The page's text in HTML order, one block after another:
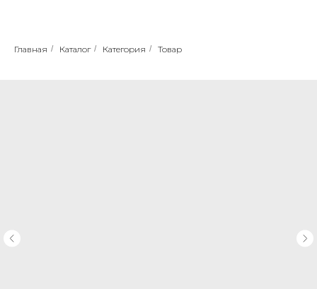
Главная / Каталог / Категория / Товар